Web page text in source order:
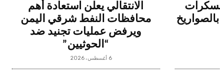
الانتقالي يعلن استعادة أهم
محافظات النفط شرقي اليمن
ويرفض عمليات تجنيد ضد
“الحوثيين”
6 أغسطس، 2026